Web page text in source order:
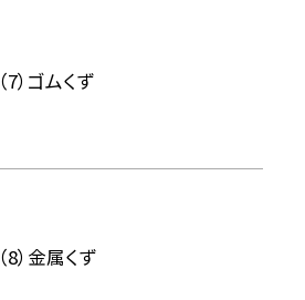
（7）ゴムくず
（8）金属くず